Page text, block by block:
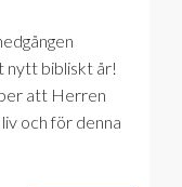
nytt bibliskt år!
att Herren
och för denna